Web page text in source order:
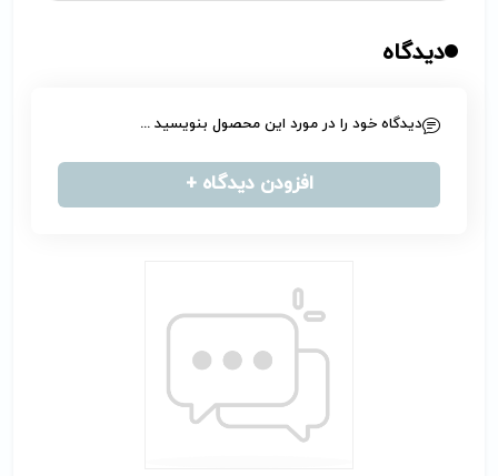
دیدگاه
دیدگاه خود را در مورد این محصول بنویسید ...
افزودن دیدگاه +